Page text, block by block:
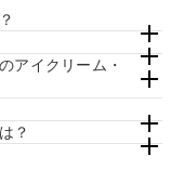
アイクリーム・
？